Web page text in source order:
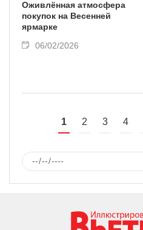
Оживлённая атмосфера
покупок на Весенней
ярмарке
06/02/2026
1 2 3 4